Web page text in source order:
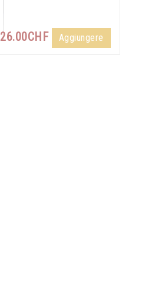
26.00CHF Aggiungere